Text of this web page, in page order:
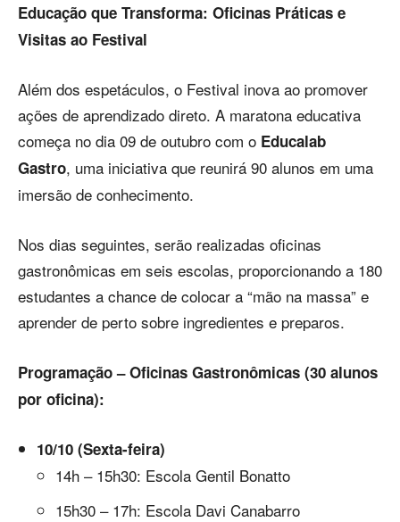
Educação que Transforma: Oficinas Práticas e
Visitas ao Festival
Além dos espetáculos, o Festival inova ao promover
ações de aprendizado direto. A maratona educativa
começa no dia 09 de outubro com o Educalab
Gastro, uma iniciativa que reunirá 90 alunos em uma
imersão de conhecimento.
Nos dias seguintes, serão realizadas oficinas
gastronômicas em seis escolas, proporcionando a 180
estudantes a chance de colocar a “mão na massa” e
aprender de perto sobre ingredientes e preparos.
Programação – Oficinas Gastronômicas (30 alunos
por oficina):
10/10 (Sexta-feira)
14h – 15h30: Escola Gentil Bonatto
15h30 – 17h: Escola Davi Canabarro